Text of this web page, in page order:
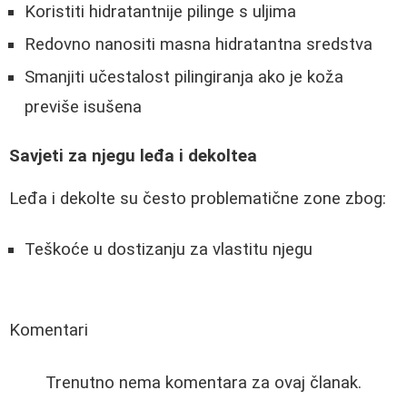
Koristiti hidratantnije pilinge s uljima
Redovno nanositi masna hidratantna sredstva
Smanjiti učestalost pilingiranja ako je koža
previše isušena
Savjeti za njegu leđa i dekoltea
Leđa i dekolte su često problematične zone zbog:
Teškoće u dostizanju za vlastitu njegu
Komentari
Trenutno nema komentara za ovaj članak.